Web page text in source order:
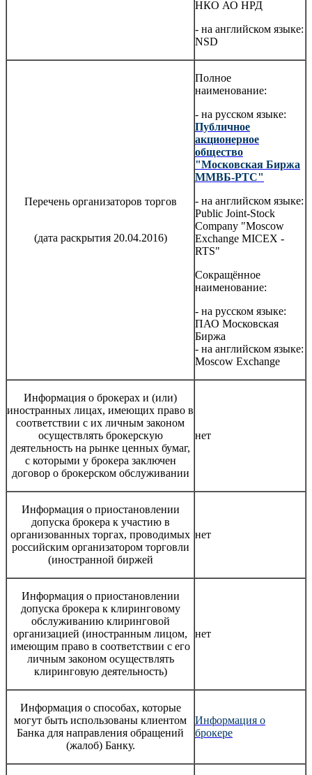
НКО АО НРД
- на английском языке:
NSD
Перечень организаторов торгов
(дата раскрытия 20.04.2016)
Полное
наименование:
- на русском языке:
Публичное
акционерное
общество
"Московская Биржа
ММВБ-РТС"
- на английском языке:
Public Joint-Stock
Company "Moscow
Exchange MICEX -
RTS"
Сокращённое
наименование:
- на русском языке:
ПАО Московская
Биржа
- на английском языке:
Moscow Exchange
Информация о брокерах и (или)
иностранных лицах, имеющих право в
соответствии с их личным законом
осуществлять брокерскую
деятельность на рынке ценных бумаг,
с которыми у брокера заключен
договор о брокерском обслуживании
нет
Информация о приостановлении
допуска брокера к участию в
организованных торгах, проводимых
российским организатором торговли
(иностранной биржей
нет
Информация о приостановлении
допуска брокера к клиринговому
обслуживанию клиринговой
организацией (иностранным лицом,
имеющим право в соответствии с его
личным законом осуществлять
клиринговую деятельность)
нет
Информация о способах, которые
могут быть использованы клиентом
Банка для направления обращений
(жалоб) Банку.
Информация о
брокере